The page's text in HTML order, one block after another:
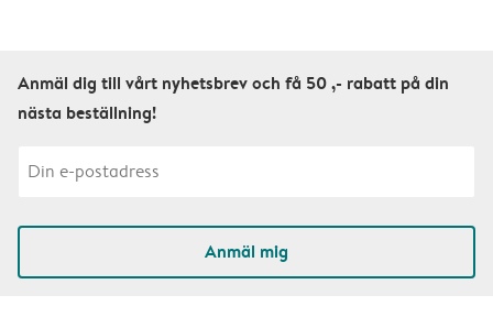
Anmäl dig till vårt nyhetsbrev och få 50 ,- rabatt på din
nästa beställning!
Anmäl mig